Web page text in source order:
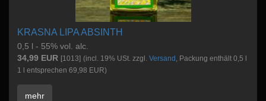
KRASNA LIPA ABSINTH
0,5 l - 55% vol. alc.
34,99 EUR [1013] (incl. 19% USt. zzgl. Versand , Packung enthält 0,5 l
1 l entsprechen 69,98 EUR)
mehr